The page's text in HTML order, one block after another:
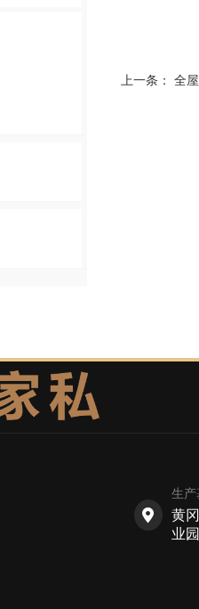
上一条： 全
生产
黄
业园